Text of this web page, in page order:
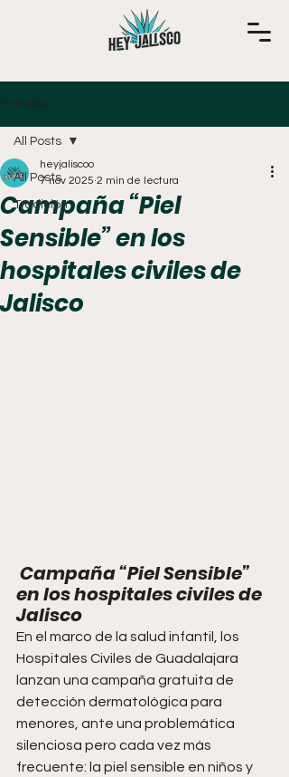
Entrada
All Posts
Tradición
All Posts
Campaña “Piel
Sensible” en los
hospitales civiles de
Jalisco
heyjaliscoo
7 nov 2025 2 min de lectura
Campaña “Piel Sensible”
en los hospitales civiles de
Jalisco
En el marco de la salud infantil, los
Hospitales Civiles de Guadalajara
lanzan una campaña gratuita de
detección dermatológica para
menores, ante una problemática
silenciosa pero cada vez más
frecuente: la piel sensible en niños y